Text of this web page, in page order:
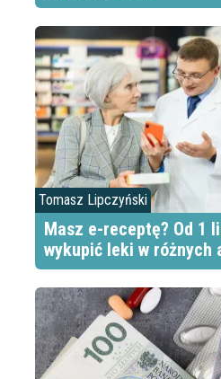
Tomasz Lipczyński
Masz e-receptę? Od 1
wykupić leki w różnych